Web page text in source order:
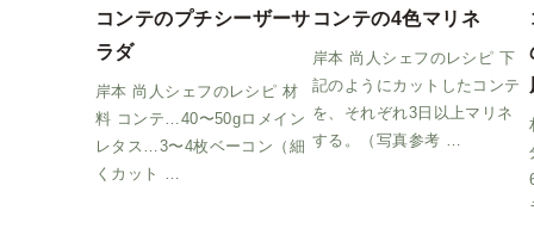
コンテのプチシーザーサ
ラダ
岸本 尚人シェフのレシピ 材
料 コンテ…40〜50gロメイン
レタス…3〜4枚ベーコン（細
くカット …
コンテの4色マリネ
岸本 尚人シェフのレシピ 下
記のようにカットしたコンテ
を、それぞれ3日以上マリネ
する。（写真参考 …